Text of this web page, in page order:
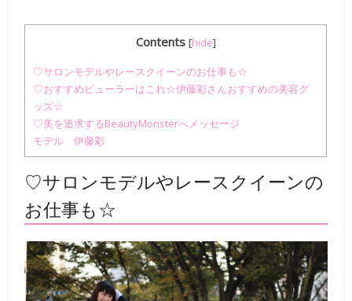
Contents [hide]
♡サロンモデルやレースクイーンのお仕事も☆
♡おすすめビューラーはこれ☆伊藤彩さんおすすめの美容グ
ッズ☆
♡美を追求するBeautyMonsterへメッセージ
モデル 伊藤彩
♡サロンモデルやレースクイーンの
お仕事も☆